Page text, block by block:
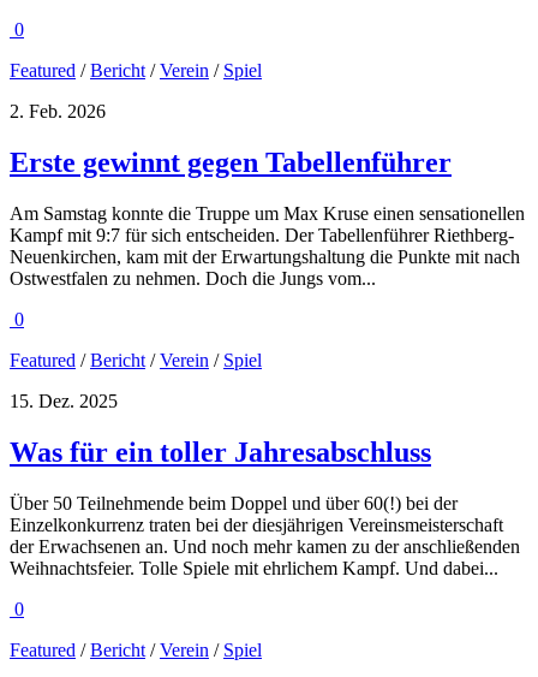
0
Featured /Bericht /Verein / Spiel
2. Feb. 2026
Erste gewinnt gegen Tabellenführer
Am Samstag konnte die Truppe um Max Kruse einen sensationellen
Kampf mit 9:7 für sich entscheiden. Der Tabellenführer Riethberg-
Neuenkirchen, kam mit der Erwartungshaltung die Punkte mit nach
Ostwestfalen zu nehmen. Doch die Jungs vom...
0
Featured /Bericht /Verein / Spiel
15. Dez. 2025
Was für ein toller Jahresabschluss
Über 50 Teilnehmende beim Doppel und über 60(!) bei der
Einzelkonkurrenz traten bei der diesjährigen Vereinsmeisterschaft
der Erwachsenen an. Und noch mehr kamen zu der anschließenden
Weihnachtsfeier. Tolle Spiele mit ehrlichem Kampf. Und dabei...
0
Featured /Bericht /Verein / Spiel